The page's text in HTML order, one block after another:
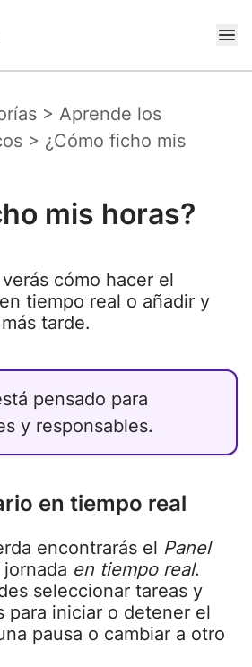
> Aprende los
> ¿Cómo ficho mis
mis horas?
cómo hacer el
tiempo real o añadir y
tarde.
pensado para
y responsables.
en tiempo real
encontrarás el Panel
en tiempo real.
seleccionar tareas y
para iniciar o detener el
pausa o cambiar a otro